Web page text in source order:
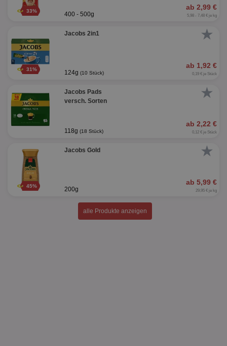
33% ab 2,99 €
400 - 500g 5,98 - 7,48 € je kg
★
31%
Jacobs 2in1
ab 1,92 €
124g (10 Stück) 0,19 € je Stück
★
Jacobs Pads
versch. Sorten
ab 2,22 €
118g (18 Stück) 0,12 € je Stück
★
45%
Jacobs Gold
ab 5,99 €
200g 29,95 € je kg
alle Produkte anzeigen